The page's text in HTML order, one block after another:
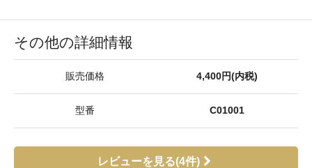
その他の詳細情報
販売価格 4,400円(内税)
型番 C01001
レビューを見る(4件)